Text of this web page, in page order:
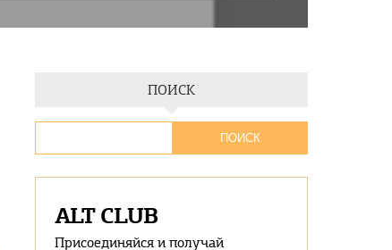
ПОИСК
ALT CLUB
Присоединяйся и получай